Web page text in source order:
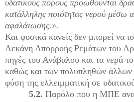
υδατικούς πόρους προωθούνται
κατάλληλης ποιότητας νερού μέσω
αφαλάτωσης.».
Και φυσικά κανείς δεν μπορεί να
Λεκάνη Απορροής Ρεμάτων του
πηγές του Ανάβαλου και τα νερά
καθώς και των πολυπληθών άλλων
φύση της ελλειμματική σε
5.2. Παρόλο που η ΜΠΕ